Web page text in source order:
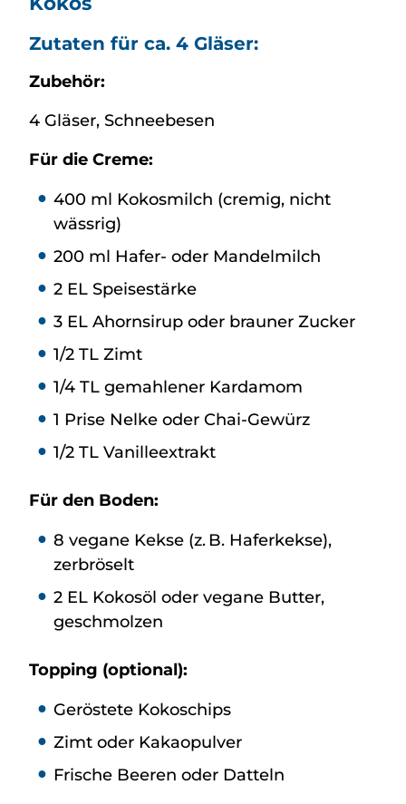
Zutaten für ca. 4 Gläser:
Zubehör:
4 Gläser, Schneebesen
Für die Creme:
400 ml Kokosmilch (cremig, nicht
wässrig)
200 ml Hafer- oder Mandelmilch
2 EL Speisestärke
3 EL Ahornsirup oder brauner Zucker
1/2 TL Zimt
1/4 TL gemahlener Kardamom
1 Prise Nelke oder Chai-Gewürz
1/2 TL Vanilleextrakt
Für den Boden:
8 vegane Kekse (z. B. Haferkekse),
zerbröselt
2 EL Kokosöl oder vegane Butter,
geschmolzen
Topping (optional):
Geröstete Kokoschips
Zimt oder Kakaopulver
Frische Beeren oder Datteln